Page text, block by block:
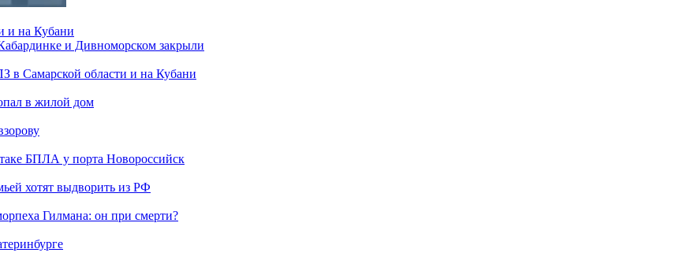
и на Кубани
и Дивноморском закрыли
в Самарской области и на Кубани
в жилой дом
БПЛА у порта Новороссийск
хотят выдворить из РФ
Гилмана: он при смерти?